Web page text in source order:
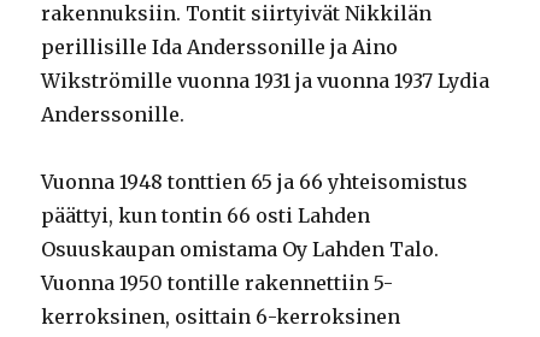
rakennuksiin. Tontit siirtyivät Nikkilän
perillisille Ida Anderssonille ja Aino
Wikströmille vuonna 1931 ja vuonna 1937 Lydia
Anderssonille.
Vuonna 1948 tonttien 65 ja 66 yhteisomistus
päättyi, kun tontin 66 osti Lahden
Osuuskaupan omistama Oy Lahden Talo.
Vuonna 1950 tontille rakennettiin 5-
kerroksinen, osittain 6-kerroksinen